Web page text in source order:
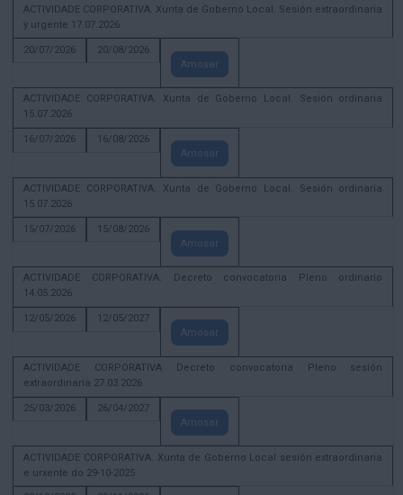
ACTIVIDADE CORPORATIVA. Xunta de Goberno Local. Sesión extraordinaria
y urgente 17.07.2026
20/07/2026
20/08/2026
Amosar
ACTIVIDADE CORPORATIVA. Xunta de Goberno Local. Sesión ordinaria
15.07.2026
16/07/2026
16/08/2026
Amosar
ACTIVIDADE CORPORATIVA. Xunta de Goberno Local. Sesión ordinaria
15.07.2026
15/07/2026
15/08/2026
Amosar
ACTIVIDADE CORPORATIVA. Decreto convocatoria Pleno ordinario
14.05.2026
12/05/2026
12/05/2027
Amosar
ACTIVIDADE CORPORATIVA Decreto convocatoria Pleno sesión
extraordinaria 27.03.2026
25/03/2026
26/04/2027
Amosar
ACTIVIDADE CORPORATIVA. Xunta de Goberno Local sesión extraordinaria
e urxente do 29-10-2025